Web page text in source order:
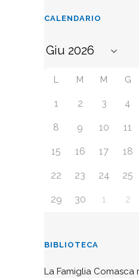
CALENDARIO
L M M G
1 2 3 4
8 9 10 11
15 16 17 18
22 23 24 25
29 30 1 2
BIBLIOTECA
La Famiglia Comasca